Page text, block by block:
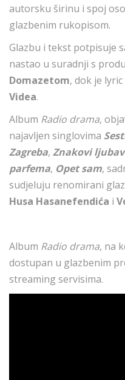
autorsku širinu i spoj
glazbenim rukopisom.
Glazbu i tekst potpisuje
nastao u suradnji s
Domazetom, dok je
Videa.
Album Radio drama,
najavljen singlovima
Zagreba, Znakovi
parfema, Opet sam,
sudjeluju renomirani
Husa Hasanefendića i
Album Radio drama, na
dostupan u glazbenim
streaming servisima.